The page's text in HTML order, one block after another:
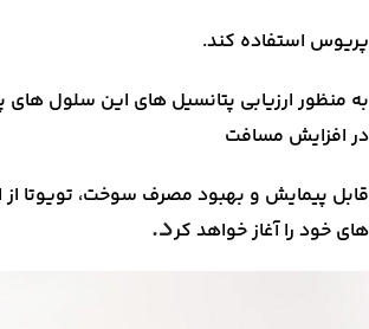
پریوس استفاده کند.
به منظور ارزیابی پتانسیل های این سلول
در افزایش مسافت
قابل پیمایش و بهبود مصرف سوخت، تویوتا از
های خود را آغاز خواهد کرد.